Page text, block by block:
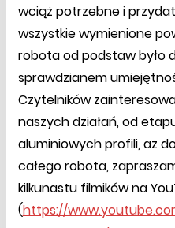
wciąż potrzebne i
wszystkie wymienione
robota od podstaw było
sprawdzianem
Czytelników
naszych działań, od
aluminiowych profili, aż
całego robota,
kilkunastu filmików na
(https://